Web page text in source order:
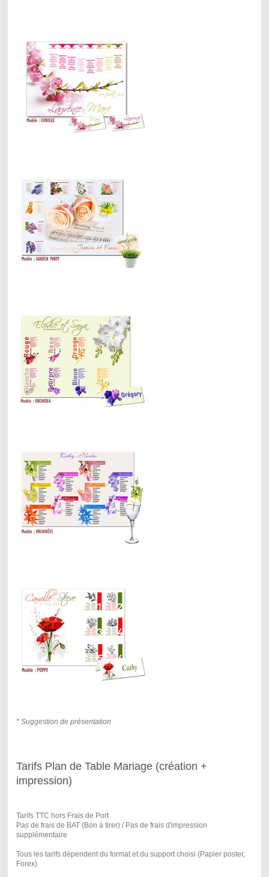
* Suggestion de présentation
Tarifs Plan de Table Mariage (création +
impression)
Tarifs TTC hors Frais de Port
Pas de frais de BAT (Bon à tirer) / Pas de frais d'impression
supplémentaire
Tous les tarifs dépendent du format et du support choisi (Papier poster,
Forex)